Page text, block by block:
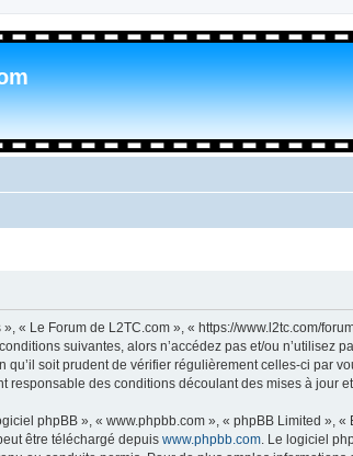
« Le Forum de L2TC.com », « https://www.l2tc.com/
suivantes, alors n’accédez pas et/ou n’utilisez
soit prudent de vérifier régulièrement celles-ci par
responsable des conditions découlant des mises à jour
phpBB », « www.phpbb.com », « phpBB Limited »,
être téléchargé depuis www.phpbb.com . Le logiciel